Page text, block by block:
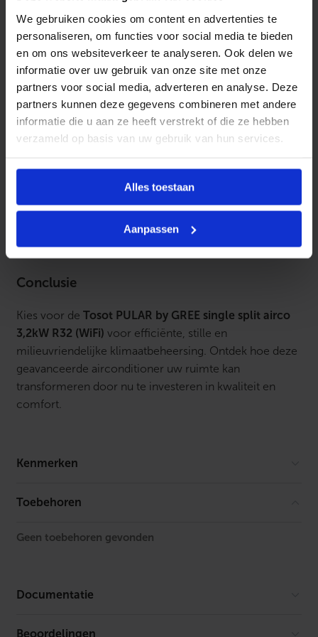
We gebruiken cookies om content en advertenties te
personaliseren, om functies voor social media te bieden
en om ons websiteverkeer te analyseren. Ook delen we
informatie over uw gebruik van onze site met onze
partners voor social media, adverteren en analyse. Deze
partners kunnen deze gegevens combineren met andere
informatie die u aan ze heeft verstrekt of die ze hebben
verzameld op basis van uw gebruik van hun services.
Alles toestaan
Aanpassen
Praktische informatie
Deze single split airco is ontworpen voor eenvoudige
installatie, wat tijd en kosten bespaart. De airco wordt
geleverd met een complete installatiekit en een
zonder complicaties kan worden uitgevoerd.
Bovendien biedt de Tosot PULAR een garantieperiode
van 3 jaar, wat extra zekerheid biedt voor de
Conclusie
Kies voor de Tosot PULAR by GREE single split airco
3,2kW R32 (WiFi) voor efficiënte, stille en
milieuvriendelijke klimaatbeheersing. Ontdek hoe deze
geavanceerde airconditioner uw ruimte kan
transformeren door nu te investeren in kwaliteit en
comfort.
Kenmerken
Merk
Toebehoren
Geen toebehoren gevonden
Documentatie
Beoordelingen